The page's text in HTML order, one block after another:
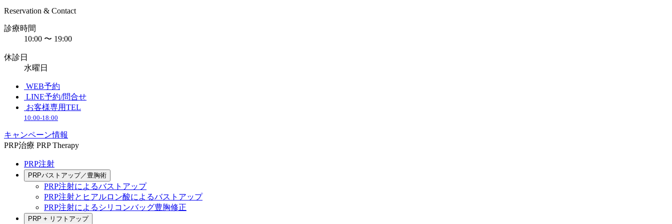
Reservation & Contact
診療時間
10:00 〜 19:00
休診日
水曜日
WEB予約
LINE予約/問合せ
お客様専用TEL
10:00-18:00
キャンペーン情報
PRP治療 PRP Therapy
PRP注射
PRPバストアップ／豊胸術
PRP注射によるバストアップ
PRP注射とヒアルロン酸によるバストアップ
PRP注射によるシリコンバッグ豊胸修正
PRP + リフトアップ